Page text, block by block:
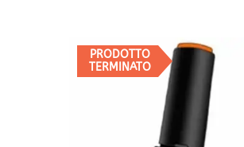
PRODOTTO
TERMINATO